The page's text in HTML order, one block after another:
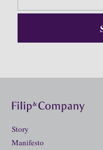
Story
Manifesto